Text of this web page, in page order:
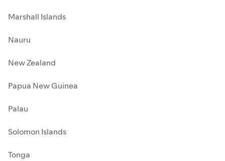
Marshall Islands
Nauru
New Zealand
Papua New Guinea
Palau
Solomon Islands
Tonga